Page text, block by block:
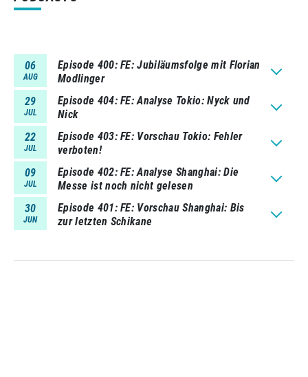
06
AUG
Episode 400 FE: Jubiläumsfolge mit Florian
Modlinger
29
JUL
Episode 404 FE: Analyse Tokio: Nyck und
Nick
22
JUL
Episode 403 FE: Vorschau Tokio: Fehler
verboten!
09
JUL
Episode 402 FE: Analyse Shanghai: Die
Messe ist noch nicht gelesen
30
JUN
Episode 401 FE: Vorschau Shanghai: Bis
zur letzten Schikane